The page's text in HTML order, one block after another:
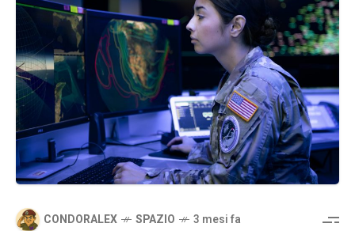
CONDORALEX SPAZIO 3 mesi fa